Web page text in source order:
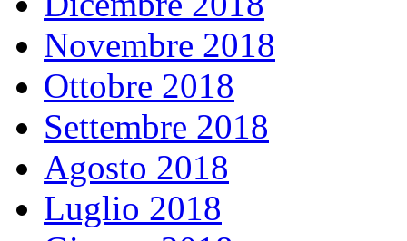
Novembre 2018
Ottobre 2018
Settembre 2018
Agosto 2018
Luglio 2018